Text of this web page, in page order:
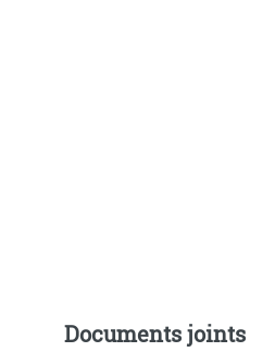
Documents joints